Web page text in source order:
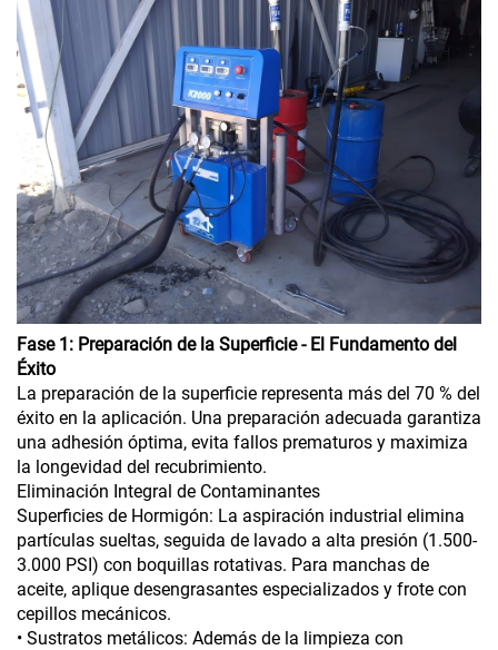
Fase 1: Preparación de la Superficie - El Fundamento del
Éxito
La preparación de la superficie representa más del 70 % del
éxito en la aplicación. Una preparación adecuada garantiza
una adhesión óptima, evita fallos prematuros y maximiza
la longevidad del recubrimiento.
Eliminación Integral de Contaminantes
Superficies de Hormigón: La aspiración industrial elimina
partículas sueltas, seguida de lavado a alta presión (1.500-
3.000 PSI) con boquillas rotativas. Para manchas de
aceite, aplique desengrasantes especializados y frote con
cepillos mecánicos.
• Sustratos metálicos: Además de la limpieza con